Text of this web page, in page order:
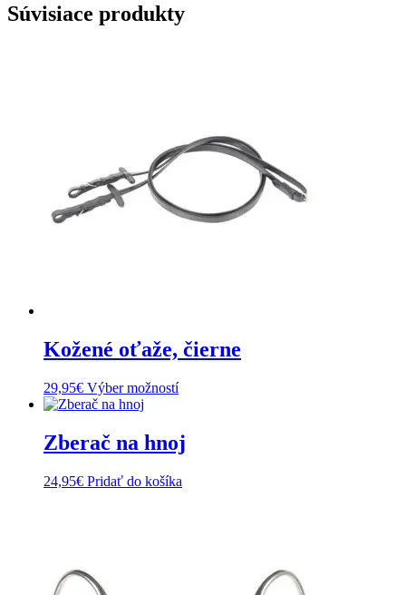
Súvisiace produkty
Kožené oťaže, čierne
29,95€ Výber možnostíTento
viacero
variantov.
si
Zberač na hnoj
24,95€ Pridať do košíka